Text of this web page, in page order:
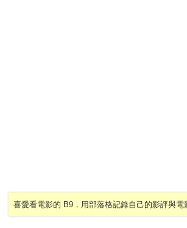
喜愛看電影的 B9，用部落格記錄自己的影評與電